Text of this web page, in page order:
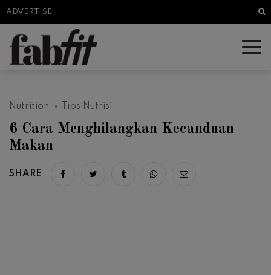
ADVERTISE
Nutrition Tips Nutrisi
6 Cara Menghilangkan Kecanduan
Makan
SHARE Share on facebook
Share on twitter
Share on tumblr
Share via whatsapp
Share via email